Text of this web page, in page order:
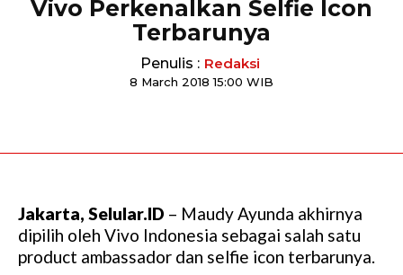
Vivo Perkenalkan Selfie Icon
Terbarunya
Penulis : Redaksi
8 March 2018 15:00 WIB
Jakarta, Selular.ID – Maudy Ayunda akhirnya
dipilih oleh Vivo Indonesia sebagai salah satu
product ambassador dan selfie icon terbarunya.